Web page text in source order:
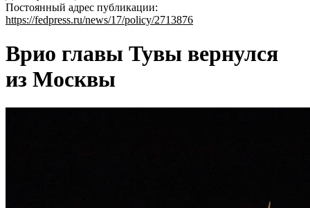
Постоянный адрес публикации:
https://fedpress.ru/news/17/policy/2713876
Врио главы Тувы вернулся
из Москвы